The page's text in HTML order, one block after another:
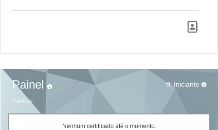
Painel
Público
star_border Iniciante
Nenhum certificado até o momento.